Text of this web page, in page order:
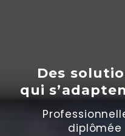
Des
qui